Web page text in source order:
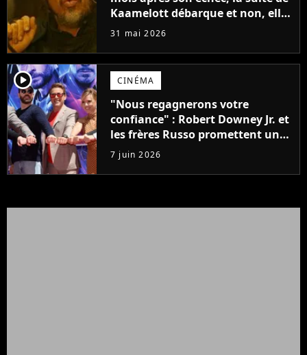
Kaamelott débarque et non, elle
n'a pas été censurée
31 mai 2026
player2 CINÉMA
"Nous regagnerons votre
confiance" : Robert Downey Jr. et
les frères Russo promettent une
révolution pour Avengers :
Doomsday
7 juin 2026